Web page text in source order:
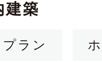
建築
ラン